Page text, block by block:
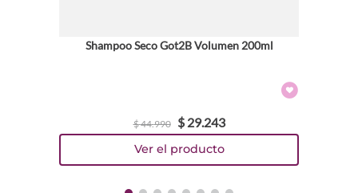
Shampoo Seco Got2B Volumen 200ml
$44.990 $ 29.243